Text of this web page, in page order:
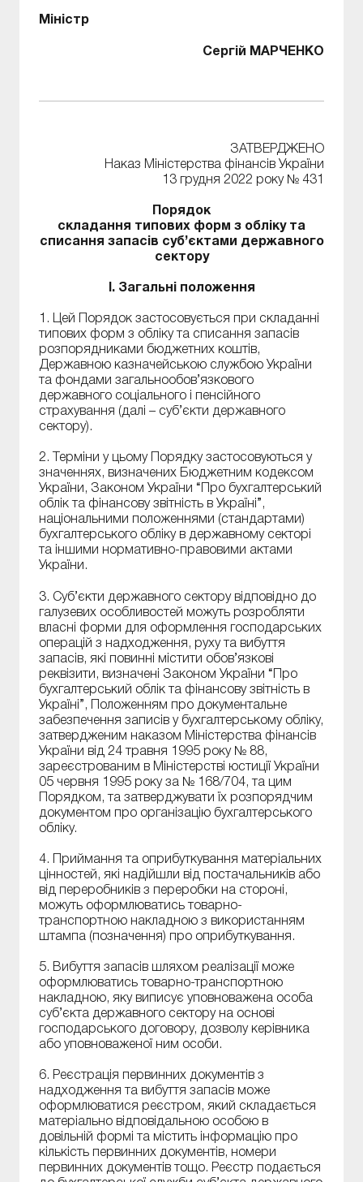
Міністр
Сергій МАРЧЕНКО
ЗАТВЕРДЖЕНО
Наказ Міністерства фінансів України
13 грудня 2022 року № 431
Порядок
складання типових форм з обліку та
списання запасів суб’єктами державного
сектору
I. Загальні положення
1. Цей Порядок застосовується при складанні
типових форм з обліку та списання запасів
розпорядниками бюджетних коштів,
Державною казначейською службою України
та фондами загальнообов’язкового
державного соціального і пенсійного
страхування (далі – суб’єкти державного
сектору).
2. Терміни у цьому Порядку застосовуються у
значеннях, визначених Бюджетним кодексом
України, Законом України “Про бухгалтерський
облік та фінансову звітність в Україні”,
національними положеннями (стандартами)
бухгалтерського обліку в державному секторі
та іншими нормативно-правовими актами
України.
3. Суб’єкти державного сектору відповідно до
галузевих особливостей можуть розробляти
власні форми для оформлення господарських
операцій з надходження, руху та вибуття
запасів, які повинні містити обов’язкові
реквізити, визначені Законом України “Про
бухгалтерський облік та фінансову звітність в
Україні”, Положенням про документальне
забезпечення записів у бухгалтерському обліку,
затвердженим наказом Міністерства фінансів
України від 24 травня 1995 року № 88,
зареєстрованим в Міністерстві юстиції України
05 червня 1995 року за № 168/704, та цим
Порядком, та затверджувати їх розпорядчим
документом про організацію бухгалтерського
обліку.
4. Приймання та оприбуткування матеріальних
цінностей, які надійшли від постачальників або
від переробників з переробки на стороні,
можуть оформлюватись товарно-
транспортною накладною з використанням
штампа (позначення) про оприбуткування.
5. Вибуття запасів шляхом реалізації може
оформлюватись товарно-транспортною
накладною, яку виписує уповноважена особа
суб’єкта державного сектору на основі
господарського договору, дозволу керівника
або уповноваженої ним особи.
6. Реєстрація первинних документів з
надходження та вибуття запасів може
оформлюватися реєстром, який складається
матеріально відповідальною особою в
довільній формі та містить інформацію про
кількість первинних документів, номери
первинних документів тощо. Реєстр подається